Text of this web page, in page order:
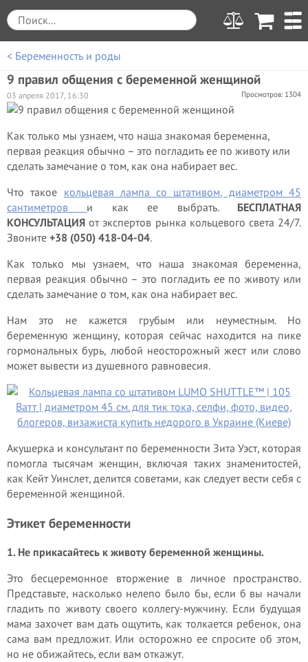
< Беременность и роды
9 правил общения с беременной женщиной
Просмотров: 1304
03 апреля 2017, 16:30
Как только мы узнаем, что наша знакомая беременна,
первая реакция обычно – это погладить ее по животу или
сделать замечание о том, как она набирает вес.
Что такое кольцевая лампа со штативом, диаметром 45
сантиметров и как ее выбрать. БЕСПЛАТНАЯ
КОНСУЛЬТАЦИЯ от экспертов рынка кольцевого света 24/7.
Звоните +38 (050) 418-04-04.
Как только мы узнаем, что наша знакомая беременна,
первая реакция обычно – это погладить ее по животу или
сделать замечание о том, как она набирает вес.
Нам это не кажется грубым или неуместным. Но
беременную женщину, которая сейчас находится на пике
гормональных бурь, любой неосторожный жест или слово
может вывести из душевного равновесия.
Акушерка и консультант по беременности Зита Уэст, которая
помогла тысячам женщин, включая таких знаменитостей,
как Кейт Уинслет, делится советами, как следует вести себя с
беременной женщиной.
Этикет беременности
1. Не прикасайтесь к животу беременной женщины.
Это бесцеремонное вторжение в личное пространство.
Представьте, насколько нелепо было бы, если б вы начали
гладить по животу своего коллегу-мужчину. Если будущая
мама захочет вам дать ощутить, как толкается ребенок, она
сама вам предложит. Или осторожно ее спросите об этом,
но не обижайтесь, если вам откажут.